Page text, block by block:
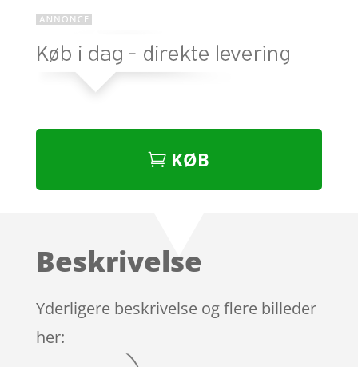
KØB
Beskrivelse
Yderligere beskrivelse og flere billeder
her: